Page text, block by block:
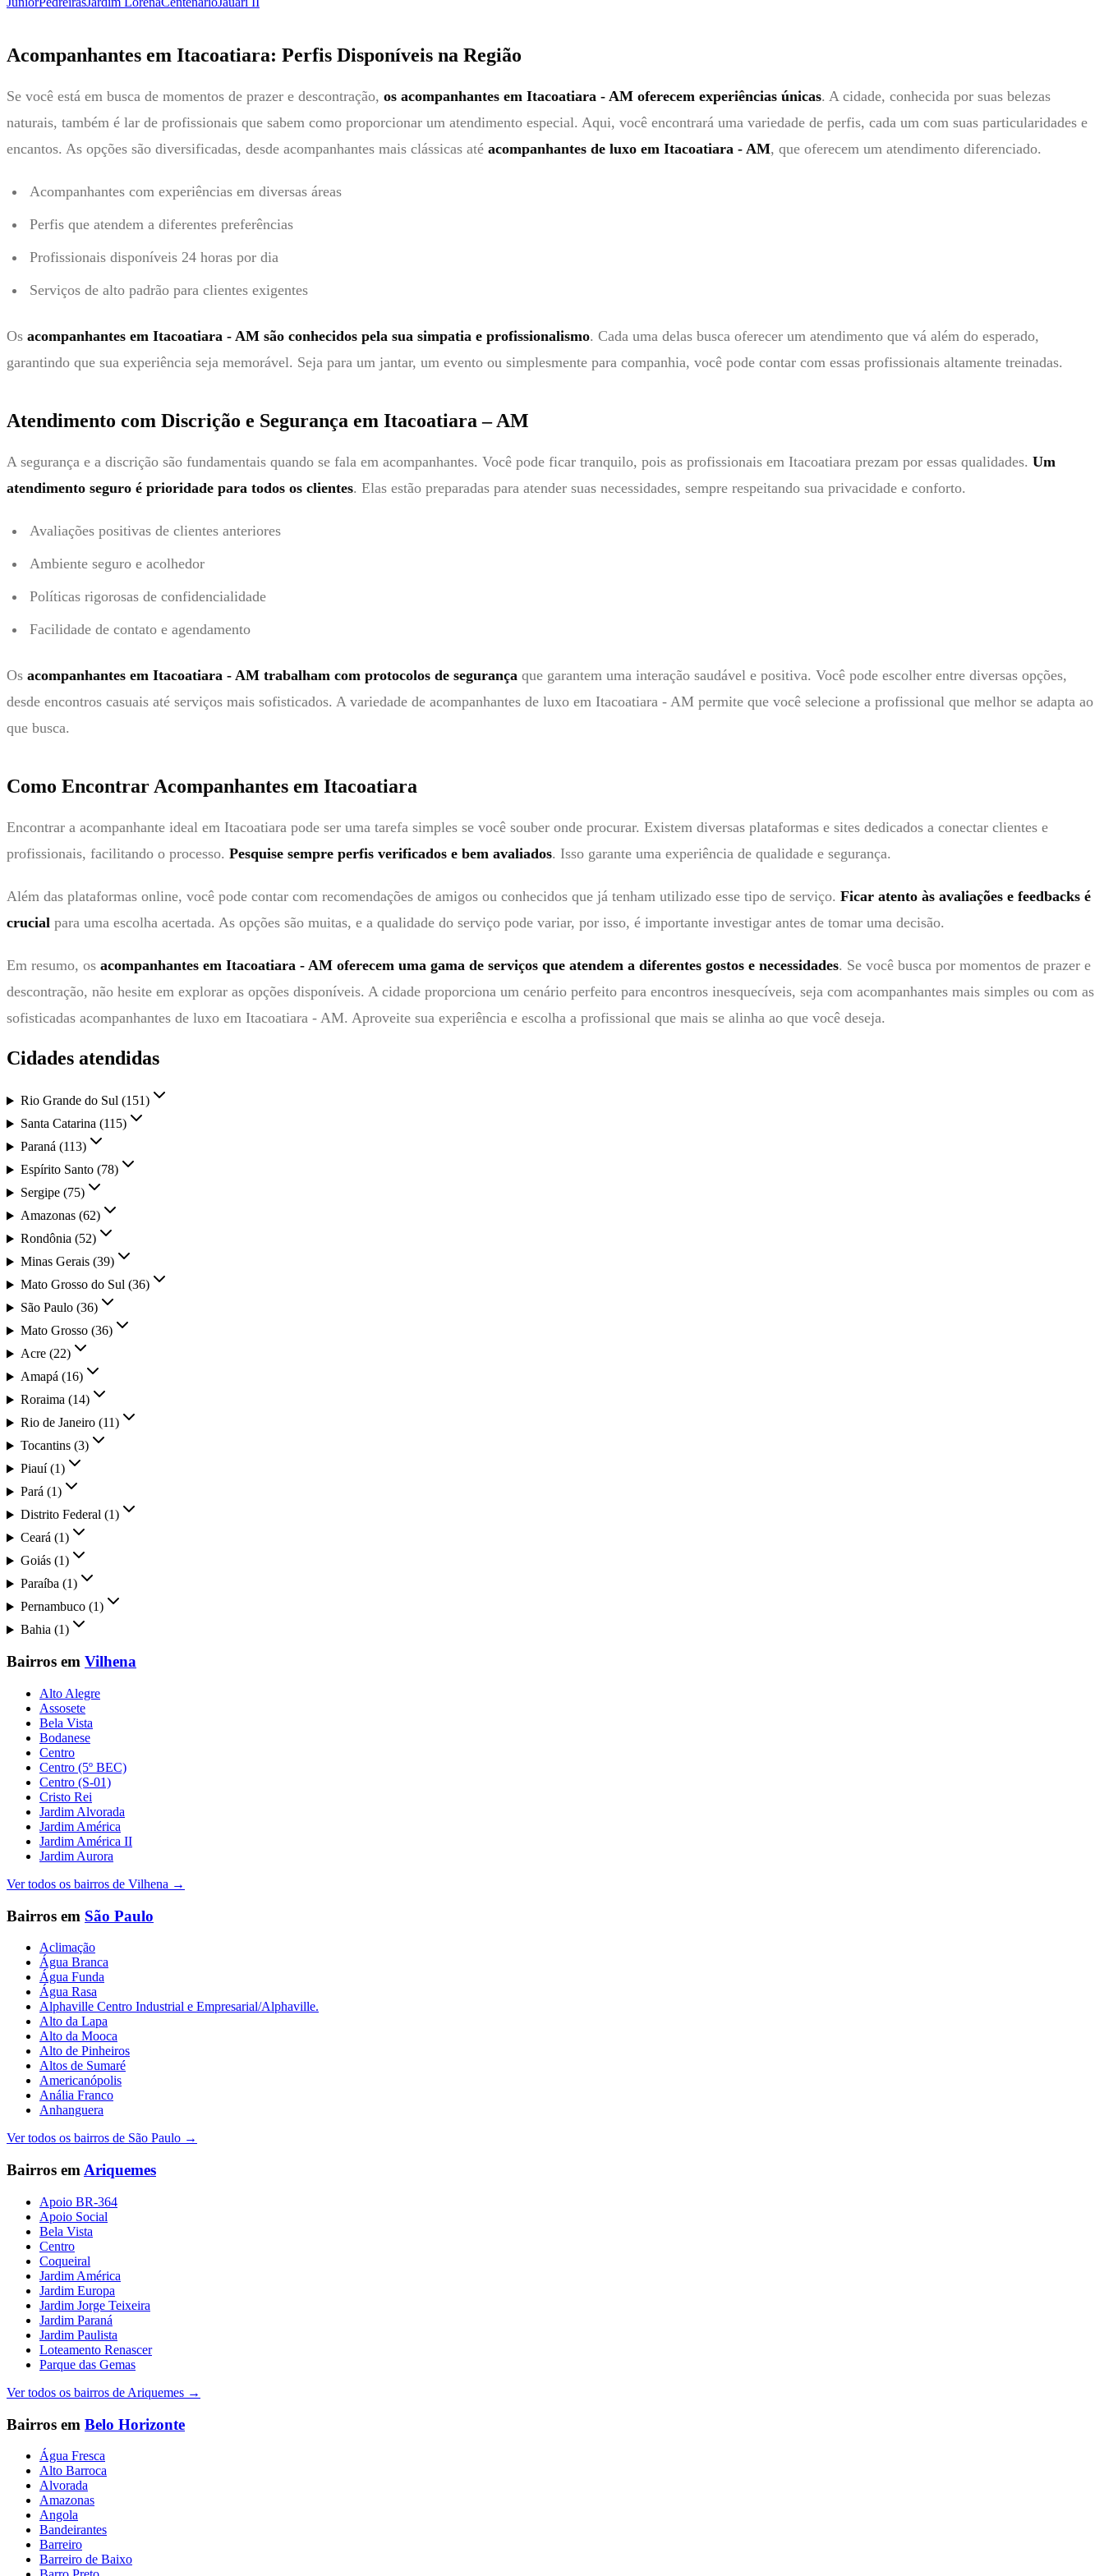
Acompanhantes em Itacoatiara: Perfis Disponíveis na Região
Se você está em busca de momentos de prazer e descontração, os acompanhantes em Itacoatiara - AM oferecem experiências únicas. A cidade, conhecida por suas belezas
naturais, também é lar de profissionais que sabem como proporcionar um atendimento especial. Aqui, você encontrará uma variedade de perfis, cada um com suas particularidades e
encantos. As opções são diversificadas, desde acompanhantes mais clássicas até acompanhantes de luxo em Itacoatiara - AM, que oferecem um atendimento diferenciado.
Acompanhantes com experiências em diversas áreas
Perfis que atendem a diferentes preferências
Profissionais disponíveis 24 horas por dia
Serviços de alto padrão para clientes exigentes
Os acompanhantes em Itacoatiara - AM são conhecidos pela sua simpatia e profissionalismo. Cada uma delas busca oferecer um atendimento que vá além do esperado,
garantindo que sua experiência seja memorável. Seja para um jantar, um evento ou simplesmente para companhia, você pode contar com essas profissionais altamente treinadas.
Atendimento com Discrição e Segurança em Itacoatiara – AM
A segurança e a discrição são fundamentais quando se fala em acompanhantes. Você pode ficar tranquilo, pois as profissionais em Itacoatiara prezam por essas qualidades. Um
atendimento seguro é prioridade para todos os clientes. Elas estão preparadas para atender suas necessidades, sempre respeitando sua privacidade e conforto.
Avaliações positivas de clientes anteriores
Ambiente seguro e acolhedor
Políticas rigorosas de confidencialidade
Facilidade de contato e agendamento
Os acompanhantes em Itacoatiara - AM trabalham com protocolos de segurança que garantem uma interação saudável e positiva. Você pode escolher entre diversas opções,
desde encontros casuais até serviços mais sofisticados. A variedade de acompanhantes de luxo em Itacoatiara - AM permite que você selecione a profissional que melhor se adapta ao
que busca.
Como Encontrar Acompanhantes em Itacoatiara
Encontrar a acompanhante ideal em Itacoatiara pode ser uma tarefa simples se você souber onde procurar. Existem diversas plataformas e sites dedicados a conectar clientes e
profissionais, facilitando o processo. Pesquise sempre perfis verificados e bem avaliados. Isso garante uma experiência de qualidade e segurança.
Além das plataformas online, você pode contar com recomendações de amigos ou conhecidos que já tenham utilizado esse tipo de serviço. Ficar atento às avaliações e feedbacks é
crucial para uma escolha acertada. As opções são muitas, e a qualidade do serviço pode variar, por isso, é importante investigar antes de tomar uma decisão.
Em resumo, os acompanhantes em Itacoatiara - AM oferecem uma gama de serviços que atendem a diferentes gostos e necessidades. Se você busca por momentos de prazer e
descontração, não hesite em explorar as opções disponíveis. A cidade proporciona um cenário perfeito para encontros inesquecíveis, seja com acompanhantes mais simples ou com as
sofisticadas acompanhantes de luxo em Itacoatiara - AM. Aproveite sua experiência e escolha a profissional que mais se alinha ao que você deseja.
Cidades atendidas
Rio Grande do Sul (151)
Santa Catarina (115)
Paraná (113)
Espírito Santo (78)
Sergipe (75)
Amazonas (62)
Rondônia (52)
Minas Gerais (39)
Mato Grosso do Sul (36)
São Paulo (36)
Mato Grosso (36)
Acre (22)
Amapá (16)
Roraima (14)
Rio de Janeiro (11)
Tocantins (3)
Piauí (1)
Pará (1)
Distrito Federal (1)
Ceará (1)
Goiás (1)
Paraíba (1)
Pernambuco (1)
Bahia (1)
Bairros em Vilhena
Alto Alegre
Assosete
Bela Vista
Bodanese
Centro
Centro (5º BEC)
Centro (S-01)
Cristo Rei
Jardim Alvorada
Jardim América
Jardim América II
Jardim Aurora
Ver todos os bairros de Vilhena →
Bairros em São Paulo
Aclimação
Água Branca
Água Funda
Água Rasa
Alphaville Centro Industrial e Empresarial/Alphaville.
Alto da Lapa
Alto da Mooca
Alto de Pinheiros
Altos de Sumaré
Americanópolis
Anália Franco
Anhanguera
Ver todos os bairros de São Paulo →
Bairros em Ariquemes
Apoio BR-364
Apoio Social
Bela Vista
Centro
Coqueiral
Jardim América
Jardim Europa
Jardim Jorge Teixeira
Jardim Paraná
Jardim Paulista
Loteamento Renascer
Parque das Gemas
Ver todos os bairros de Ariquemes →
Bairros em Belo Horizonte
Água Fresca
Alto Barroca
Alvorada
Amazonas
Angola
Bandeirantes
Barreiro
Barreiro de Baixo